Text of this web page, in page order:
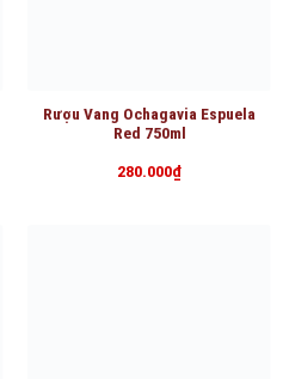
Rượu Vang Ochagavia Espuela
Red 750ml
280.000₫